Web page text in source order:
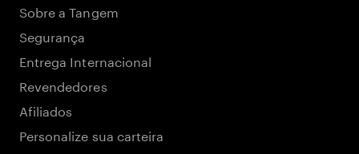
Sobre a Tangem
Segurança
Entrega Internacional
Revendedores
Afiliados
Personalize sua carteira